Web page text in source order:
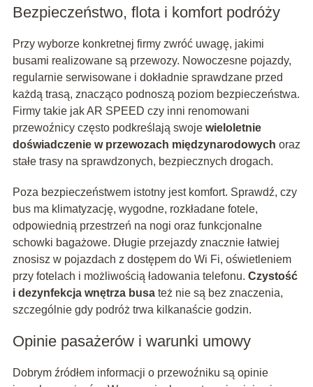
Bezpieczeństwo, flota i komfort podróży
Przy wyborze konkretnej firmy zwróć uwagę, jakimi
busami realizowane są przewozy. Nowoczesne pojazdy,
regularnie serwisowane i dokładnie sprawdzane przed
każdą trasą, znacząco podnoszą poziom bezpieczeństwa.
Firmy takie jak AR SPEED czy inni renomowani
przewoźnicy często podkreślają swoje wieloletnie
doświadczenie w przewozach międzynarodowych oraz
stałe trasy na sprawdzonych, bezpiecznych drogach.
Poza bezpieczeństwem istotny jest komfort. Sprawdź, czy
bus ma klimatyzację, wygodne, rozkładane fotele,
odpowiednią przestrzeń na nogi oraz funkcjonalne
schowki bagażowe. Długie przejazdy znacznie łatwiej
znosisz w pojazdach z dostępem do Wi Fi, oświetleniem
przy fotelach i możliwością ładowania telefonu. Czystość
i dezynfekcja wnętrza busateż nie są bez znaczenia,
szczególnie gdy podróż trwa kilkanaście godzin.
Opinie pasażerów i warunki umowy
Dobrym źródłem informacji o przewoźniku są opinie